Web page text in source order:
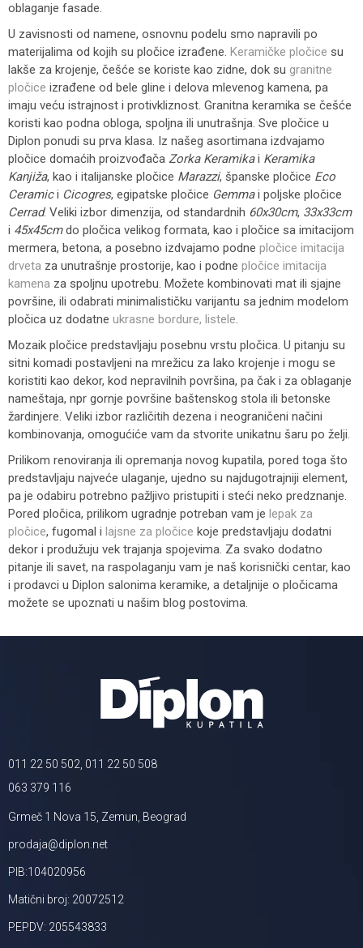
oblaganje fasade.
U zavisnosti od namene, osnovnu podelu smo napravili po
materijalima od kojih su pločice izrađene. Keramičke pločice su
lakše za krojenje, češće se koriste kao zidne, dok su granitne
pločice izrađene od bele gline i delova mlevenog kamena, pa
imaju veću istrajnost i protivkliznost. Granitna keramika se češće
koristi kao podna obloga, spoljna ili unutrašnja. Sve pločice u
Diplon ponudi su prva klasa. Iz našeg asortimana izdvajamo
pločice domaćih proizvođača Zorka Keramikai Keramika
Kanjiža, kao i italijanske pločice Marazzi, španske pločice Eco
Ceramici Cicogres, egipatske pločice Gemmai poljske pločice
Cerrad. Veliki izbor dimenzija, od standardnih 60x30cm, 33x33cm
i 45x45cmdo pločica velikog formata, kao i pločice sa imitacijom
mermera, betona, a posebno izdvajamo podne pločice imitacija
drveta za unutrašnje prostorije, kao i podne pločice imitacija
kamena za spoljnu upotrebu. Možete kombinovati mat ili sjajne
površine, ili odabrati minimalističku varijantu sa jednim modelom
pločica uz dodatne ukrasne bordure, listele.
Mozaik pločice predstavljaju posebnu vrstu pločica. U pitanju su
sitni komadi postavljeni na mrežicu za lako krojenje i mogu se
koristiti kao dekor, kod nepravilnih površina, pa čak i za oblaganje
nameštaja, npr gornje površine baštenskog stola ili betonske
žardinjere. Veliki izbor različitih dezena i neograničeni načini
kombinovanja, omogućiće vam da stvorite unikatnu šaru po želji.
Prilikom renoviranja ili opremanja novog kupatila, pored toga što
predstavljaju najveće ulaganje, ujedno su najdugotrajniji element,
pa je odabiru potrebno pažljivo pristupiti i steći neko predznanje.
Pored pločica, prilikom ugradnje potreban vam je lepak za
pločice, fugomal i lajsne za pločice koje predstavljaju dodatni
dekor i produžuju vek trajanja spojevima. Za svako dodatno
pitanje ili savet, na raspolaganju vam je naš korisnički centar, kao
i prodavci u Diplon salonima keramike, a detaljnije o pločicama
možete se upoznati u našim blog postovima.
011 22 50 502, 011 22 50 508
063 379 116
Grmeč 1 Nova 15, Zemun, Beograd
prodaja@diplon.net
PIB:104020956
Matični broj: 20072512
PEPDV: 205543833